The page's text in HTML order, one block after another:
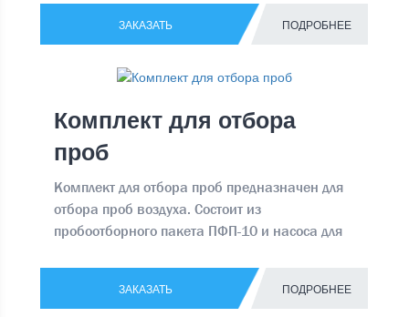
непрерывные прямые замеры воздуха,
вычисляет средний параметр за
готовый, вычисленный параметр выводит на
ЗАКАЗАТЬ ПОДРОБНЕЕ
Комплект для отбора
проб
Комплект для отбора проб предназначен для
отбора проб воздуха. Состоит из
пробоотборного пакета ПФП-10 и насоса для
ЗАКАЗАТЬ ПОДРОБНЕЕ